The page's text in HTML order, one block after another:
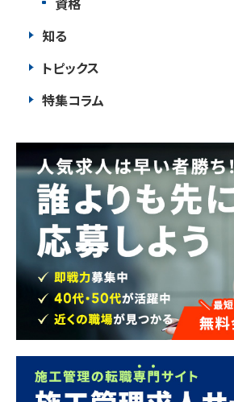
知る
トピックス
特集コラム